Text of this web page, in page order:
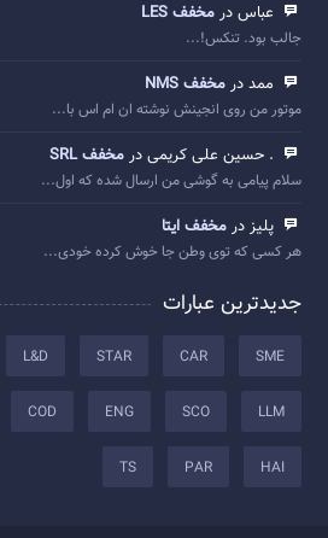
عباس در مخفف LES
جالب بود. تنکس!...
ممد در مخفف NMS
موتور من روی انجینش نوشته ان ام اس با...
. حسین علی کریمی در مخفف SRL
سلام پیامی به گوشی من ارسال شده که اول...
پلیز در مخفف ایتا
هر کسی که توی وطن جا خوش کرده خودی...
جدیدترین عبارات
SME
CAR
STAR
L&D
LLM
SCO
ENG
COD
HAI
PAR
TS